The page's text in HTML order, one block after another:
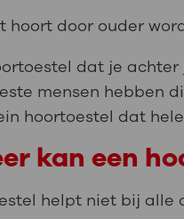
hoort door ouder
dat je
mensen hebben
hoortoestel dat
kan een
helpt niet bij alle